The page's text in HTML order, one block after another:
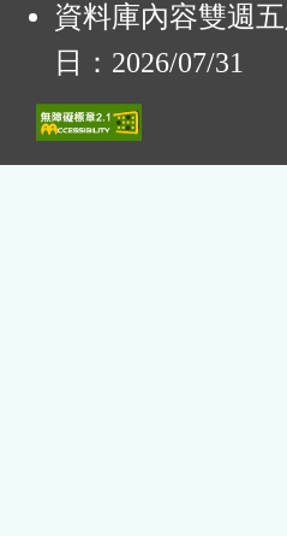
資料庫內容雙週
日：2026/07/31